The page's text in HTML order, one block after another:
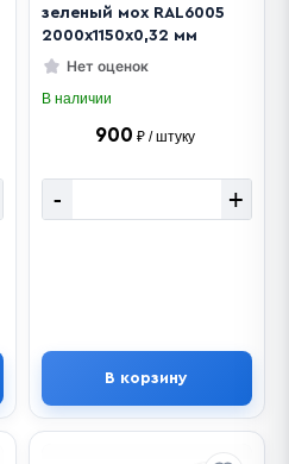
В наличии
зеленый мох RAL6005
2000х1150х0,32 мм
Нет оценок
900 ₽ / штуку
- +
В корзину